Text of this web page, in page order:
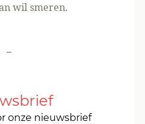
wil smeren.
-
onze nieuwsbrief